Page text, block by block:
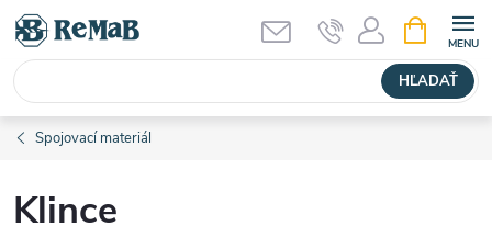
Prejsť
obsah
HĽADAŤ
KOŠÍK
Spojovací materiál
Klince